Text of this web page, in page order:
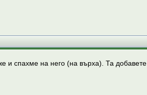
спахме на него (на върха). Та